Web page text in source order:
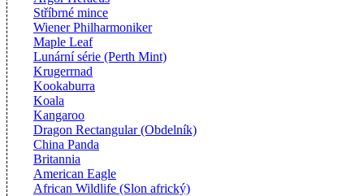
Stříbrné mince
Wiener Philharmoniker
Maple Leaf
Lunární série (Perth Mint)
Krugerrnad
Kookaburra
Koala
Kangaroo
Dragon Rectangular (Obdelník)
China Panda
Britannia
American Eagle
African Wildlife (Slon africký)